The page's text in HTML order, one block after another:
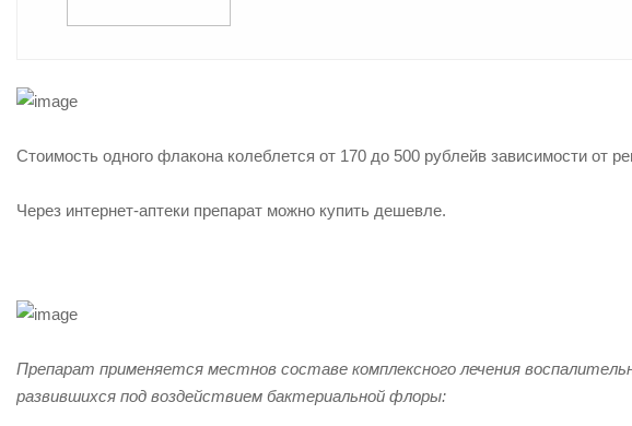
Стоимость одного флакона колеблется от 170 до 500 рублейв зависимости от
Через интернет-аптеки препарат можно купить дешевле.
Препарат применяется местнов составе комплексного лечения
развившихся под воздействием бактериальной флоры: